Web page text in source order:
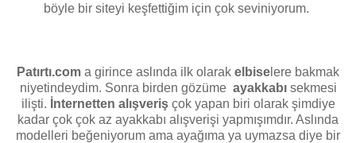
böyle bir siteyi keşfettiğim için çok seviniyorum.
Patırtı.com a girince aslında ilk olarak elbise lere bakmak
niyetindeydim. Sonra birden gözüme ayakkabı sekmesi
ilişti. İnternetten alışverişçok yapan biri olarak şimdiye
kadar çok çok az ayakkabı alışverişi yapmışımdır. Aslında
modelleri beğeniyorum ama ayağıma ya uymazsa diye bir